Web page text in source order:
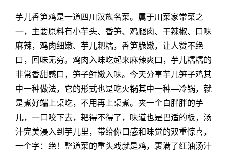
芋儿香笋鸡是一道四川汉族名菜。属于川菜家常菜之
一，主要原料有小芋头、香笋、鸡腿肉、干辣椒、口味
麻辣，鸡肉细嫩、芋儿耙糯，香笋脆嫩，让人赞不绝
口，回味无穷。鸡肉入味吃起来麻辣爽口，芋儿糯糯的
非常香甜感口，笋子鲜嫩入味。今天分享芋儿笋子鸡其
中一种做法，它的形式也是吃火锅其中一种—冷锅，就
是煮好端上桌吃，不用再上桌煮。夹一个白胖胖的芋
儿，一口咬下去，耙得不得了，味道也是巴适的板，汤
汁完美浸入到芋儿里，带给你口感和味觉的双重惊喜，
一个字：绝！整道菜的重头戏就是鸡，裹满了红油汤汁